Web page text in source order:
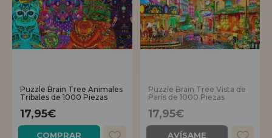
Puzzle Brain Tree Animales
Tribales de 1000 Piezas
17,95€
COMPRAR
Puzzle Brain Tree Vista de
París de 1000 Piezas
17,95€
AVÍSAME